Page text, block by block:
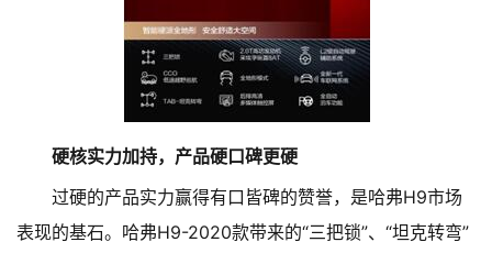
硬核实力加持，产品硬口碑更硬
过硬的产品实力赢得有口皆碑的赞誉，是哈弗H9市场
表现的基石。哈弗H9-2020款带来的“三把锁”、“坦克转弯”